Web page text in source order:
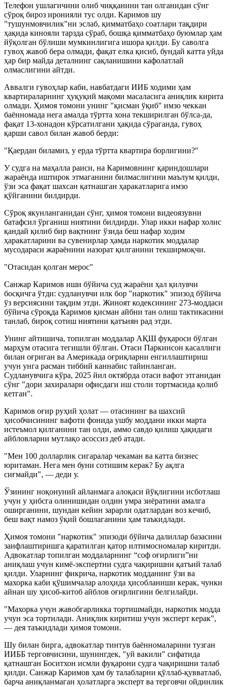
Телефон ушлагичини олиб чиққанини тан олганидан сўнг
сўроқ бироз иронияли тус олди. Каримов шу
"тушунмовчилик"ни эслаб, қимматбаҳо соатлари тақдири
ҳақида кинояли тарзда сўраб, бошқа қимматбаҳо буюмлар ҳам
йўқолган бўлиши мумкинлигига ишора қилди. Бу саволга
гувоҳ жавоб бера олмади, фақат елка қисиб, бундай катта уйда
ҳар бир майда деталнинг сақланишини кафолатлай
олмаслигини айтди.
Аввалги гувоҳлар каби, навбатдаги ИИБ ходими ҳам
квартираларнинг ҳуқуқий мақоми масаласига аниқлик кирита
олмади. Ҳимоя томони унинг "қисман ўқиб" имзо чеккан
баённомада нега амалда тўртта хона текширилган бўлса-да,
фақат 13-хонадон кўрсатилгани ҳақида сўраганда, гувоҳ
қарши савол билан жавоб берди:
"Қаердан биламиз, у ерда тўртта квартира борлигини?"
У судга на маҳалла раиси, на Каримовнинг қариндошлари
жараёнда иштирок этмаганини билмаслигини маълум қилди,
ўзи эса фақат шахсан қатнашган ҳаракатларига имзо
қўйганини билдирди.
Сўроқ якунланганидан сўнг, ҳимоя томони видеоязувни
батафсил ўрганиш ниятини билдирди. Улар икки нафар холис
қандай қилиб бир вақтнинг ўзида беш нафар ходим
ҳаракатларини ва сувенирлар ҳамда наркотик моддалар
мусодараси жараёнини назорат қилганини текширмоқчи.
"Отасидан қолган мерос"
Санжар Каримов иши бўйича суд жараёни ҳал қилувчи
босқичга ўтди: судланувчи илк бор "наркотик" эпизод бўйича
ўз версиясини тақдим этди. Жиноят кодексининг 273-моддаси
бўйича сўроқда Каримов қисман айбни тан олиш тактикасини
танлаб, бироқ сотиш ниятини қатъиян рад этди.
Унинг айтишича, топилган моддалар АҚШ фуқароси бўлган
марҳум отасига тегишли бўлган. Отаси Паркинсон касаллиги
билан оғриган ва Америкада оғриқларни енгиллаштириш
учун унга расман тиббий каннабис тайинланган.
Судланувчига кўра, 2025 йил октябрда отаси вафот этганидан
сўнг "дори захиралари офисдаги иш столи тортмасида қолиб
кетган".
Каримов оғир руҳий ҳолат — отасининг ва шахсий
ҳисобчисининг вафоти фонида ушбу моддани икки марта
истеъмол қилганини тан олди, аммо савдо қилиш ҳақидаги
айбловларни мутлақо асоссиз деб атади.
"Мен 100 долларлик сигаралар чекаман ва катта бизнес
юритаман. Нега мен буни сотишим керак? Бу ақлга
сиғмайди", — деди у.
Ўзининг ноқонуний айланмага алоқаси йўқлигини исботлаш
учун у ҳибсга олинишидан олдин умра зиёратини амалга
оширганини, шундан кейин зарарли одатлардан воз кечиб,
беш вақт намоз ўқий бошлаганини ҳам таъкидлади.
Ҳимоя томони "наркотик" эпизоди бўйича далиллар базасини
заифлаштиришга қаратилган қатор илтимосномалар киритди.
Адвокатлар топилган моддаларнинг “соф оғирлиги”ни
аниқлаш учун кимё-экспертни судга чақиришни қатъий талаб
қилди. Уларнинг фикрича, наркотик модданинг ўзи ва
махорка каби қўшимчалар алоҳида ҳисобланиши керак, чунки
айнан шу ҳисоб-китоб айблов оғирлигини белгилайди.
"Махорка учун жавобгарликка тортишмайди, наркотик модда
учун эса тортилади. Аниқлик киритиш учун эксперт керак",
— дея таъкидлади ҳимоя томони.
Шу билан бирга, адвокатлар тинтув баённомаларини тузган
ИИББ терговчисини, шунингдек, "уй вакили" сифатида
қатнашган Боситхон исмли фуқарони судга чақиришни талаб
қилди. Санжар Каримов ҳам бу талабларни қўллаб-қувватлаб,
барча аниқланмаган ҳолатларга эксперт ва терговчи ойдинлик